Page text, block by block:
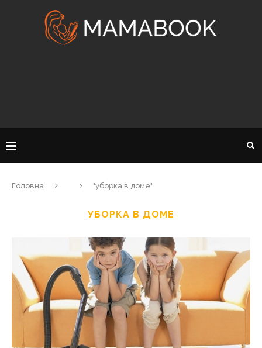
Головна "уборка в доме"
УБОРКА В ДОМЕ